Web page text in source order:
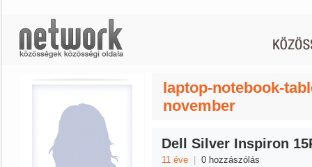
laptop-notebook-
november
Dell Silver Inspiron
11 éve 0 hozzászólás